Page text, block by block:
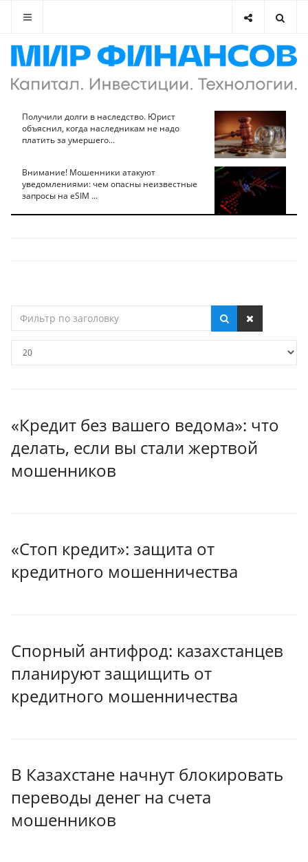
Получили долги в наследство. Юрист
объяснил, когда наследникам не надо
платить за умершего...
Внимание! Мошенники атакуют
уведомлениями: чем опасны неизвестные
запросы на eSIM ...
по
«Кредит без вашего ведома»: что
делать, если вы стали жертвой
мошенников
«Стоп кредит»: защита от
кредитного мошенничества
Спорный антифрод: казахстанцев
планируют защищить от
кредитного мошенничества
В Казахстане начнут блокировать
переводы денег на счета
мошенников